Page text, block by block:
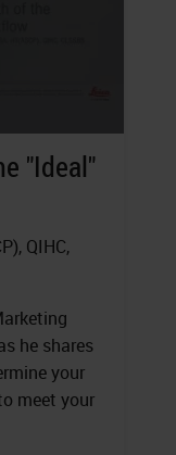
"Ideal"
QIHC,
he shares
your
meet your